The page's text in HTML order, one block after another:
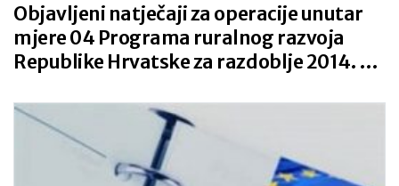
Objavljeni natječaji za operacije unutar
mjere 04 Programa ruralnog razvoja
Republike Hrvatske za razdoblje 2014. –